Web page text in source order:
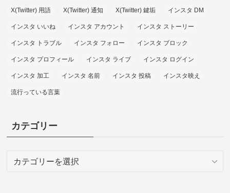
X(Twitter) 用語 X(Twitter) 通知 X(Twitter) 鍵垢 インスタ DM
インスタ いいね インスタ アカウント インスタ ストーリー
インスタ トラブル インスタ フォロー インスタ ブロック
インスタ プロフィール インスタ ライブ インスタ ログイン
インスタ 加工 インスタ 名前 インスタ 投稿 インスタ映え
流行っている言葉
カテゴリー